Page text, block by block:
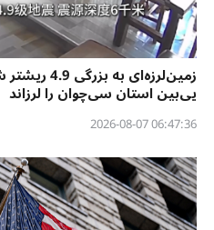
زمین‌لرزه‌ای
یی‌بین استان سی‌چوان را لرزاند
06:47:36 2026-08-07